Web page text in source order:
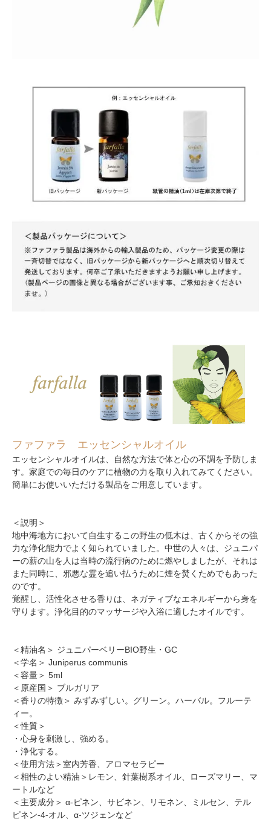
ファファラ エッセンシャルオイル
エッセンシャルオイルは、自然な方法で体と心の不調を予防しま
す。家庭での毎日のケアに植物の力を取り入れてみてください。
簡単にお使いいただける製品をご用意しています。
＜説明＞
地中海地方において自生するこの野生の低木は、古くからその強
力な浄化能力でよく知られていました。中世の人々は、ジュニパ
ーの薪の山を人は当時の流行病のために燃やしましたが、それは
また同時に、邪悪な霊を追い払うために煙を焚くためでもあった
のです。
覚醒し、活性化させる香りは、ネガティブなエネルギーから身を
守ります。浄化目的のマッサージや入浴に適したオイルです。
＜精油名＞ ジュニパーベリーBIO野生・GC
＜学名＞ Juniperus communis
＜容量＞ 5ml
＜原産国＞ ブルガリア
＜香りの特徴＞ みずみずしい。グリーン。ハーバル。フルーテ
ィー。
＜性質＞
・心身を刺激し、強める。
・浄化する。
＜使用方法＞室内芳香、アロマセラピー
＜相性のよい精油＞レモン、針葉樹系オイル、ローズマリー、マ
ートルなど
＜主要成分＞ α-ピネン、サビネン、リモネン、ミルセン、テル
ピネン-4-オル、α-ツジェンなど